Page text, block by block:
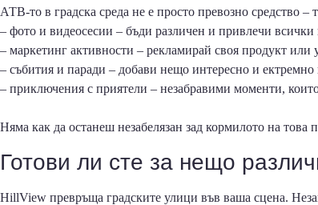
АТВ-то в градска среда не е просто превозно средство
– фото и видеосесии – бъди различен и привлечи всички
– маркетинг активности – рекламирай своя продукт или
– събития и паради – добави нещо интересно и ектремно
– приключения с приятели – незабравими моменти,
Няма как да останеш незабелязан зад кормилото на това
Готови ли сте за нещо
HillView превръща градските улици във ваша сцена.